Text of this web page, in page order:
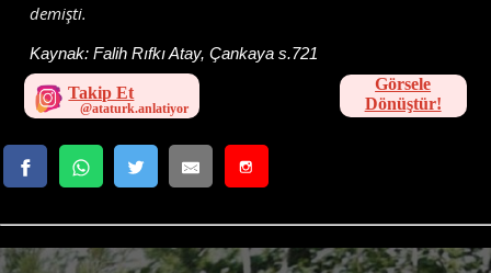
demişti.
Kaynak:Falih Rıfkı Atay, Çankaya s.721
Takip Et
Görsele
Dönüştür!